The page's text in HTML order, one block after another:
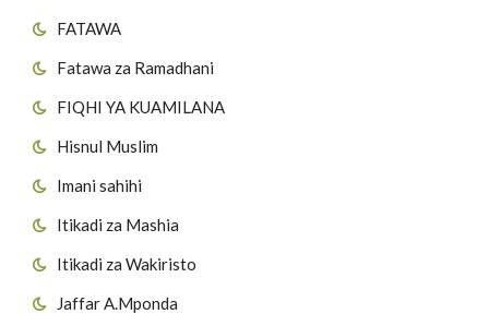
FATAWA
Fatawa za Ramadhani
FIQHI YA KUAMILANA
Hisnul Muslim
Imani sahihi
Itikadi za Mashia
Itikadi za Wakiristo
Jaffar A.Mponda